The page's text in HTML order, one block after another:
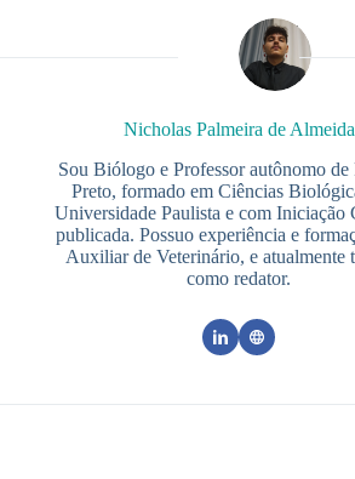
Nicholas Palmeira de Almeida
Sou Biólogo e Professor autônomo de
Preto, formado em Ciências
Universidade Paulista e com Iniciação
publicada. Possuo experiência e
Auxiliar de Veterinário, e atualmente
como redator.